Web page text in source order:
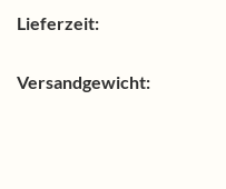
Lieferzeit:
Versandgewicht: